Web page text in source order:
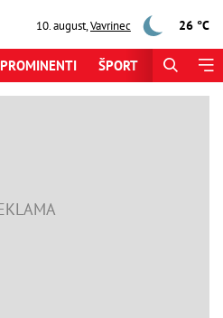
10. august,Vavrinec 26 °C
PROMINENTI ŠPORT